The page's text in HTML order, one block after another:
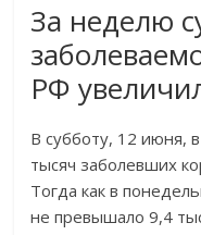
За неделю
РФ
В субботу, 12 июня,
тысяч заболевших
Тогда как в
не превышало 9,4